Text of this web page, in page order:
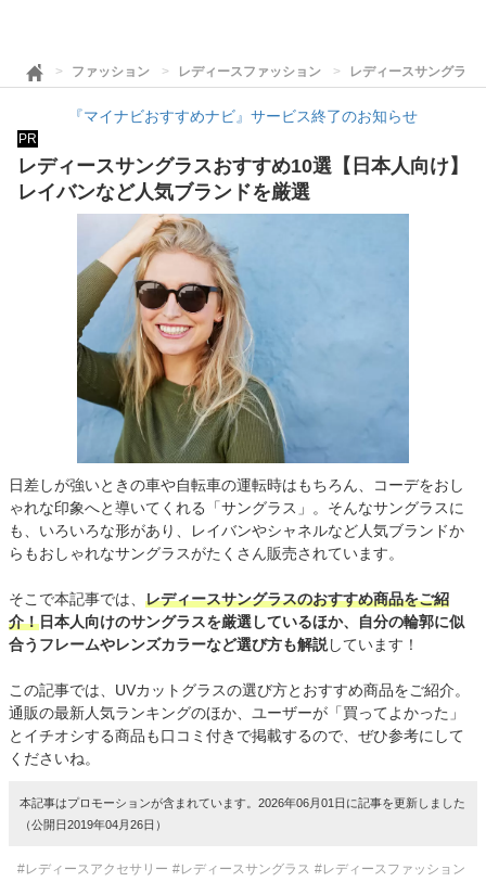
ファッション レディースファッション レディースサングラ
『マイナビおすすめナビ』サービス終了のお知らせ
PR
レディースサングラスおすすめ10選【日本人向け】
レイバンなど人気ブランドを厳選
日差しが強いときの車や自転車の運転時はもちろん、コーデをおし
ゃれな印象へと導いてくれる「サングラス」。そんなサングラスに
も、いろいろな形があり、レイバンやシャネルなど人気ブランドか
らもおしゃれなサングラスがたくさん販売されています。
そこで本記事では、 レディースサングラスのおすすめ商品をご紹
介！日本人向けのサングラスを厳選しているほか、自分の輪郭に似
合うフレームやレンズカラーなど選び方も解説しています！
この記事では、UVカットグラスの選び方とおすすめ商品をご紹介。
通販の最新人気ランキングのほか、ユーザーが「買ってよかった」
とイチオシする商品も口コミ付きで掲載するので、ぜひ参考にして
くださいね。
本記事はプロモーションが含まれています。2026年06月01日に記事を更新しました
（公開日2019年04月26日）
#レディースアクセサリー #レディースサングラス #レディースファッション